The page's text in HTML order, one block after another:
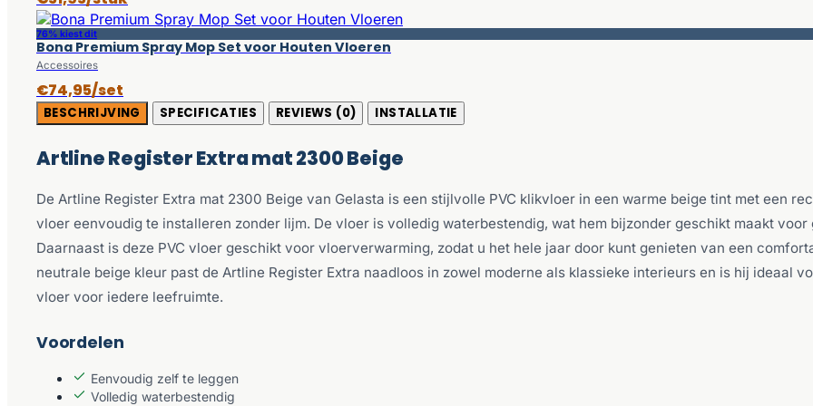
76% kiest dit
Bona Premium Spray Mop Set voor Houten Vloeren
Accessoires
€74,95/set
BESCHRIJVING SPECIFICATIES REVIEWS (0) INSTALLATIE
Artline Register Extra mat 2300 Beige
De Artline Register Extra mat 2300 Beige van Gelasta is een stijlvolle PVC klikvloer in een warme beige tint met een
vloer eenvoudig te installeren zonder lijm. De vloer is volledig waterbestendig, wat hem bijzonder geschikt maakt
Daarnaast is deze PVC vloer geschikt voor vloerverwarming, zodat u het hele jaar door kunt genieten van een
neutrale beige kleur past de Artline Register Extra naadloos in zowel moderne als klassieke interieurs en is hij ideaal
vloer voor iedere leefruimte.
Voordelen
Eenvoudig zelf te leggen
Volledig waterbestendig